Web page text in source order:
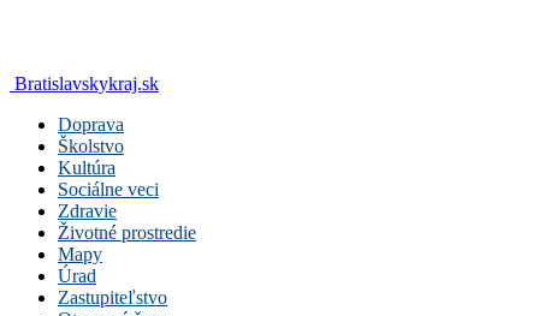
Bratislavskykraj.sk
Doprava
Školstvo
Kultúra
Sociálne veci
Zdravie
Životné prostredie
Mapy
Úrad
Zastupiteľstvo